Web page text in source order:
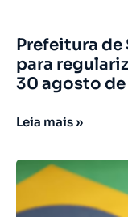
Prefeitura de
para
30 agosto
Leia mais »